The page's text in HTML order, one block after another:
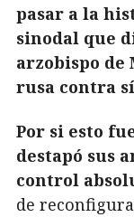
pasar a la
sinodal que
arzobispo de
rusa contra
Por si esto
destapó sus
control
de